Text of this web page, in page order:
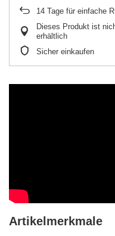
14 Tage für einfache
Dieses Produkt ist
erhältlich
Sicher einkaufen
Artikelmerkmale